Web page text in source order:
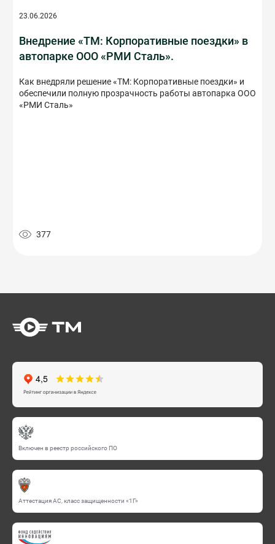
23.06.2026
Внедрение «ТМ: Корпоративные поездки» в
автопарке ООО «РМИ Сталь».
Как внедряли решение «ТМ: Корпоративные поездки» и
обеспечили полную прозрачность работы автопарка ООО
«РМИ Сталь»
377
Включен в реестр российского ПО
Аттестация АС, класс защищенности «1Г»